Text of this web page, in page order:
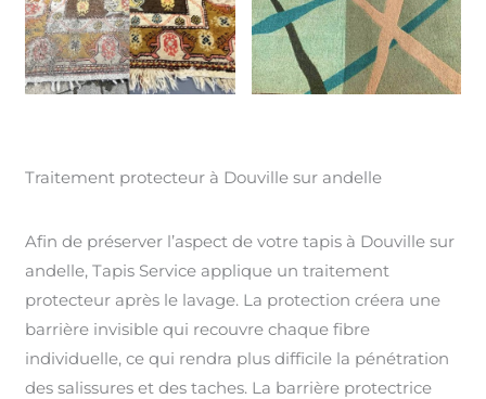
Traitement protecteur à Douville sur andelle
Afin de préserver l’aspect de votre tapis à Douville sur
andelle, Tapis Service applique un traitement
protecteur après le lavage. La protection créera une
barrière invisible qui recouvre chaque fibre
individuelle, ce qui rendra plus difficile la pénétration
des salissures et des taches. La barrière protectrice